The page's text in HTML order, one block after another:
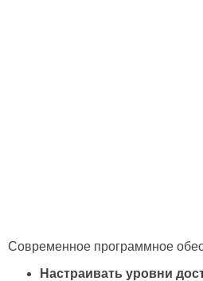
Современное программное
Настраивать уровни